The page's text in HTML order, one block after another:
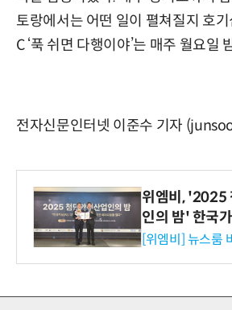
토랑에서는 어떤 일이 펼쳐질지 호
C ‘푹 쉬면 다행이야’는 매주 월요일
전자신문인터넷 이준수 기자
위엠비, '2025
인의 밤' 한국
사장상 수상
[위엠비] 뉴스룸